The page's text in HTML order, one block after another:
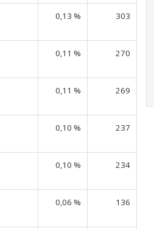
0,13 % 303
0,11 % 270
0,11 % 269
0,10 % 237
0,10 % 234
0,06 % 136